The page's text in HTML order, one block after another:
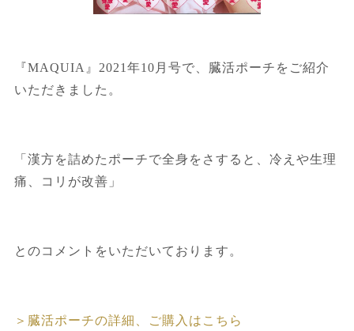
『MAQUIA』2021年10月号で、臓活ポーチをご紹介
いただきました。
「漢方を詰めたポーチで全身をさすると、冷えや生理
痛、コリが改善」
とのコメントをいただいております。
＞臓活ポーチの詳細、ご購入はこちら